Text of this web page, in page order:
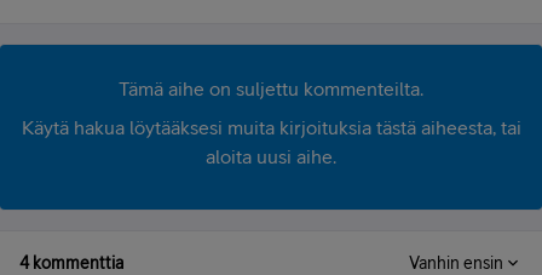
Tämä aihe on suljettu kommenteilta.
Käytä hakua löytääksesi muita kirjoituksia tästä aiheesta, tai
aloita uusi aihe.
4 kommenttia Vanhin ensin